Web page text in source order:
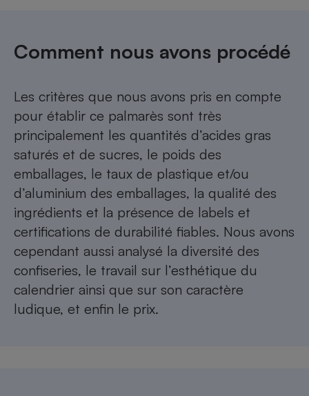
Comment nous avons procédé
Les critères que nous avons pris en compte
pour établir ce palmarès sont très
principalement les quantités d’acides gras
saturés et de sucres, le poids des
emballages, le taux de plastique et/ou
d’aluminium des emballages, la qualité des
ingrédients et la présence de labels et
certifications de durabilité fiables. Nous avons
cependant aussi analysé la diversité des
confiseries, le travail sur l’esthétique du
calendrier ainsi que sur son caractère
ludique, et enfin le prix.